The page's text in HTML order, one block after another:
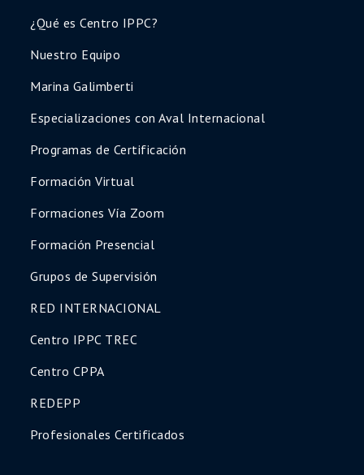
¿Qué es Centro IPPC?
Nuestro Equipo
Marina Galimberti
Especializaciones con Aval Internacional
Programas de Certificación
Formación Virtual
Formaciones Vía Zoom
Formación Presencial
Grupos de Supervisión
RED INTERNACIONAL
Centro IPPC TREC
Centro CPPA
REDEPP
Profesionales Certificados